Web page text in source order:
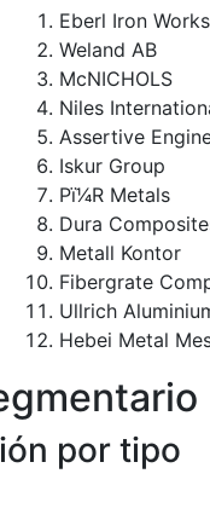
Eberl Iron
Weland AB
McNICHOLS
Niles
Assertive
Iskur Group
Pï1⁄4R Metals
Dura
Metall Kontor
Fibergrate
Ullrich
Hebei Metal
por tipo